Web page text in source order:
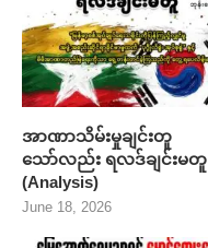
အာဏာသိမ်းမှုချင်းတူ
သော်လည်း ရလဒ်ချင်းမတူ
(Analysis)
June 18, 2026